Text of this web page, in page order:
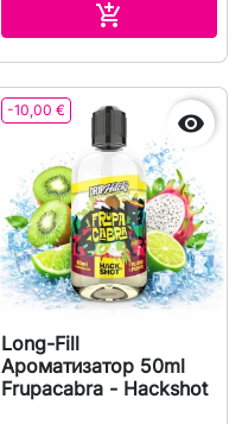

-10,00 € 
Long-Fill
Ароматизатор 50ml
Frupacabra - Hackshot